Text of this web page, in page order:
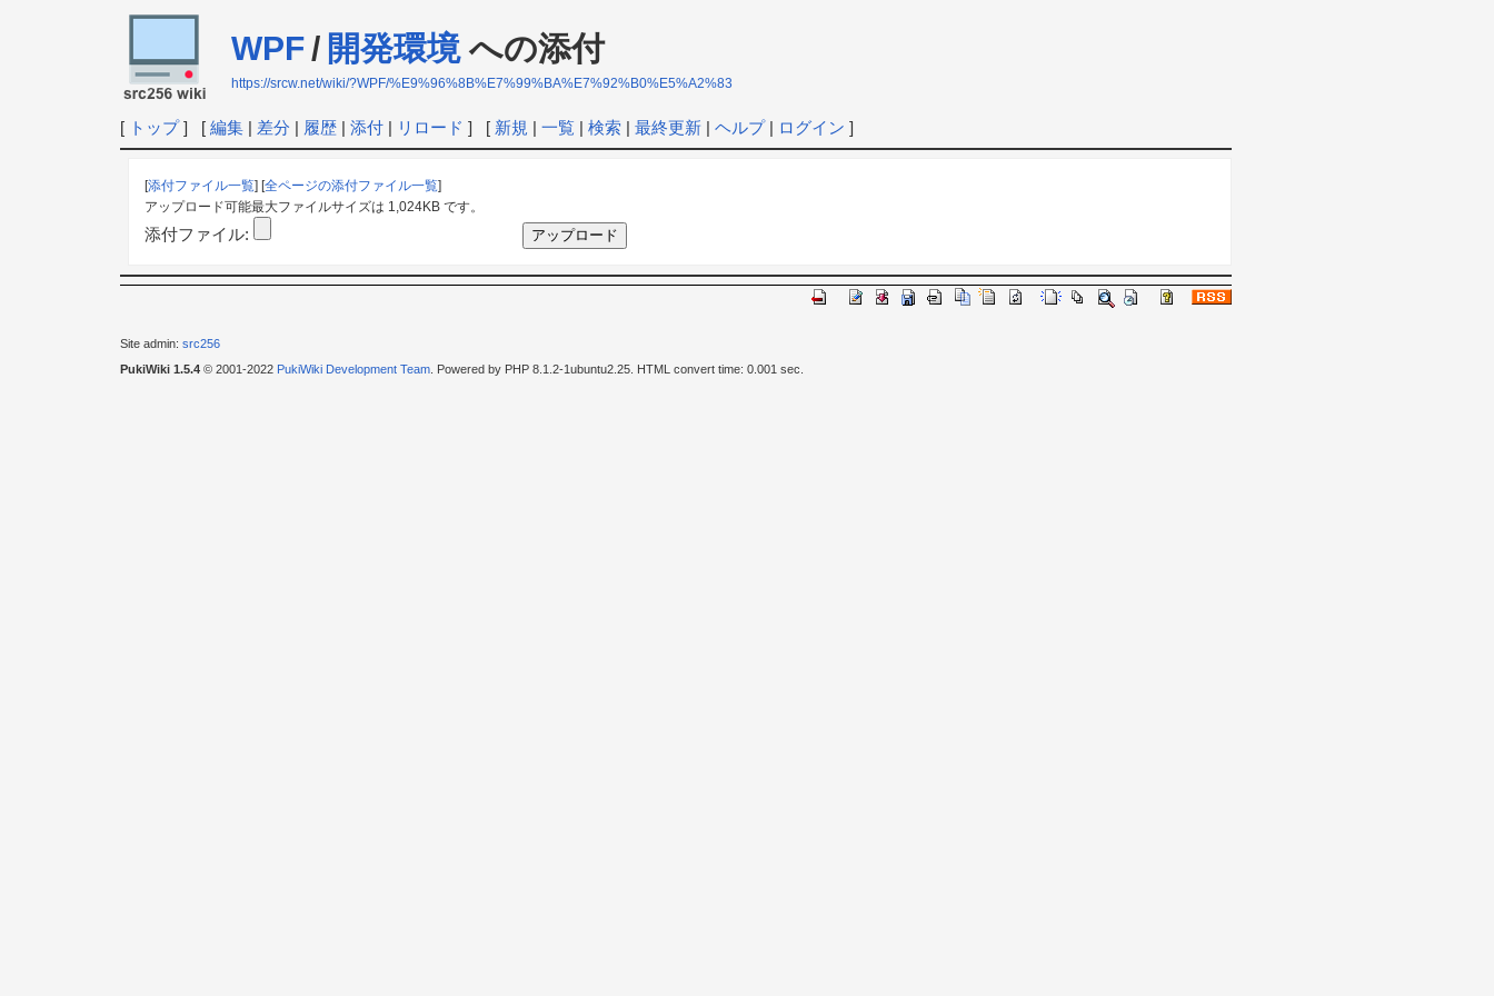
WPF/ 開発環境への添付
https://srcw.net/wiki/?WPF/%E9%96%8B%E7%99%BA%E7%92%B0%E5%A2%83
[ トップ] [ 編集| 差分 | 履歴| 添付| リロード ] [ 新規 | 一覧| 検索| 最終更新| ヘルプ| ログイン ]
[添付ファイル一覧] [全ページの添付ファイル一覧]
アップロード可能最大ファイルサイズは 1,024KB です。
添付ファイル:
Site admin: src256
PukiWiki 1.5.4© 2001-2022 PukiWiki Development Team. Powered by PHP 8.1.2-1ubuntu2.25. HTML convert time: 0.001 sec.